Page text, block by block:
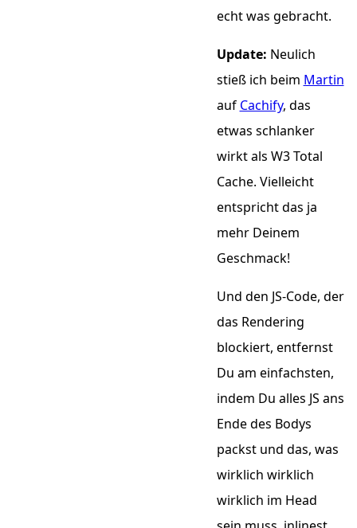
echt was gebracht.
Update: Neulich
stieß ich beim Martin
auf Cachify, das
etwas schlanker
wirkt als W3 Total
Cache. Vielleicht
entspricht das ja
mehr Deinem
Geschmack!
Und den JS-Code, der
das Rendering
blockiert, entfernst
Du am einfachsten,
indem Du alles JS ans
Ende des Bodys
packst und das, was
wirklich wirklich
wirklich im Head